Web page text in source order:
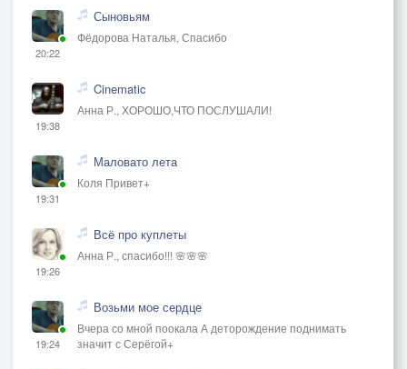
20:22
Сыновьям
Фёдорова Наталья, Спасибо
19:38
Cinematic
Анна Р., ХОРОШО,ЧТО ПОСЛУШАЛИ!
19:31
Маловато лета
Коля Привет+
19:26
Всё про куплеты
Анна Р., спасибо!!! 🌸🌸🌸
19:24
Возьми мое сердце
Вчера со мной поокала А деторождение поднимать
значит с Серёгой+